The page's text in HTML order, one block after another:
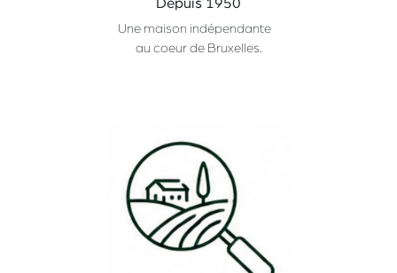
Depuis 1950
Une maison indépendante
au coeur de Bruxelles.